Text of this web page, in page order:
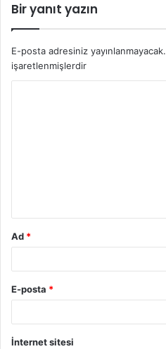
Bir yanıt yazın
E-posta adresiniz yayınlanmayacak.
işaretlenmişlerdir
Ad *
E-posta *
İnternet sitesi